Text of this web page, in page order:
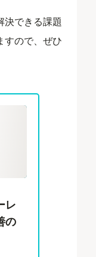
決できる課題
すので、ぜひ
レ
の